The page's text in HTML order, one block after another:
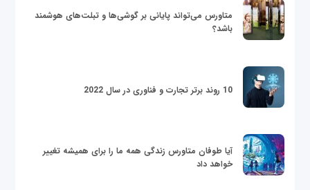
متاورس می‌تواند پایانی بر گوشی‌ها و تبلت‌های هوشمند
باشد؟
10 روند برتر تجارت و فناوری در سال 2022
آیا طوفان متاورس زندگی همه ما را برای همیشه تغییر
خواهد داد